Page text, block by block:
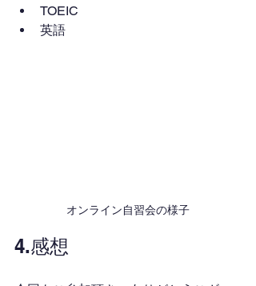
TOEIC
英語
オンライン自習会の様子
4.感想